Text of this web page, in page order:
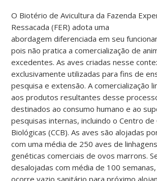
O Biotério de Avicultura da Fazenda
Ressacada (FER) adota uma
abordagem diferenciada em seu
pois não pratica a comercialização de
excedentes. As aves criadas nesse
exclusivamente utilizadas para fins de
pesquisa e extensão. A comercialização
aos produtos resultantes desse
destinados ao consumo humano e ao
pesquisas internas, incluindo o Centro de
Biológicas (CCB). As aves são alojadas
com uma média de 250 aves de
genéticas comerciais de ovos marrons.
desalojadas com média de 100
ocorre vazio sanitário para próximo